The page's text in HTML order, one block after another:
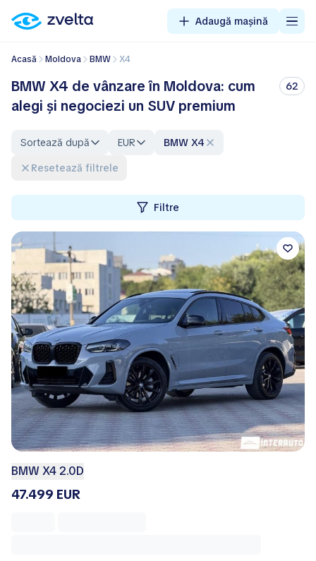
Adaugă mașină
Acasă Moldova BMW X4
BMW X4 de vânzare în Moldova: cum
alegi și negociezi un SUV premium
62
Sortează după EUR
BMW X4
Resetează filtrele
Filtre
BMW X4 2.0D
47.499 EUR